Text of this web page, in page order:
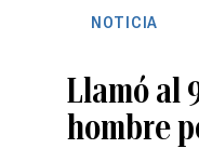
NOTICIA
Llamó al
hombre